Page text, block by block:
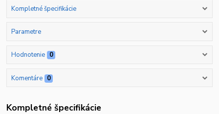
Kompletné špecifikácie
Parametre
Hodnotenie 0
Komentáre 0
Kompletné špecifikácie